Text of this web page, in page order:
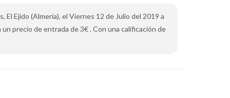
Ejido (Almería), el Viernes 12 de Julio del 2019 a
precio de entrada de 3€ . Con una calificación de